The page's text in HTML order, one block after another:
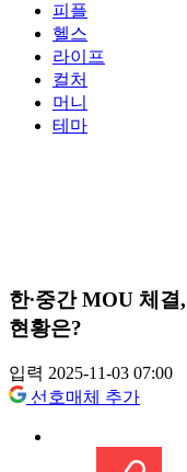
피플
헬스
라이프
컬처
머니
테마
한∙중간 MOU 체
현황은?
입력 2025-11-03 07:00
선호매체 추가